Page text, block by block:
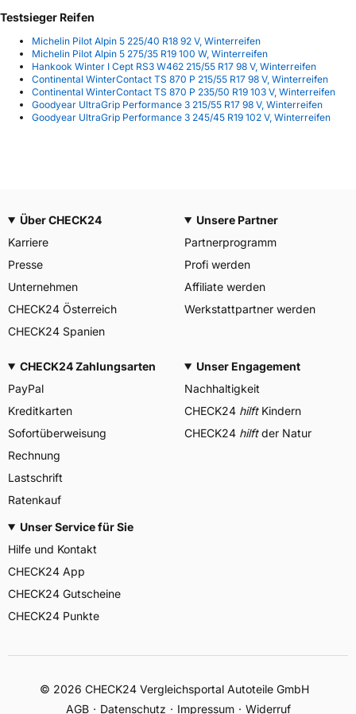
Testsieger Reifen
Michelin Pilot Alpin 5 225/40 R18 92 V, Winterreifen
Michelin Pilot Alpin 5 275/35 R19 100 W, Winterreifen
Hankook Winter I Cept RS3 W462 215/55 R17 98 V, Winterreifen
Continental WinterContact TS 870 P 215/55 R17 98 V, Winterreifen
Continental WinterContact TS 870 P 235/50 R19 103 V, Winterreifen
Goodyear UltraGrip Performance 3 215/55 R17 98 V, Winterreifen
Goodyear UltraGrip Performance 3 245/45 R19 102 V, Winterreifen
Über CHECK24
Karriere
Presse
Unternehmen
CHECK24 Österreich
CHECK24 Spanien
Unsere Partner
Partnerprogramm
Profi werden
Affiliate werden
Werkstattpartner werden
CHECK24 Zahlungsarten
PayPal
Kreditkarten
Sofortüberweisung
Rechnung
Lastschrift
Ratenkauf
Unser Engagement
Nachhaltigkeit
CHECK24 hilftKindern
CHECK24 hilftder Natur
Unser Service für Sie
Hilfe und Kontakt
CHECK24 App
CHECK24 Gutscheine
CHECK24 Punkte
© 2026 CHECK24 Vergleichsportal Autoteile GmbH
AGB
Datenschutz Impressum Widerruf